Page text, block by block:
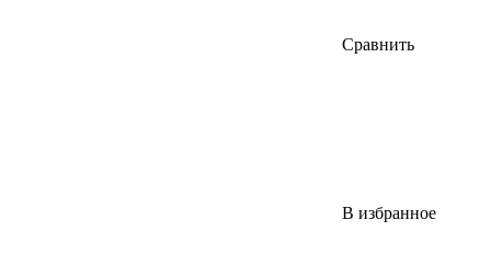
Сравнить
В избранное